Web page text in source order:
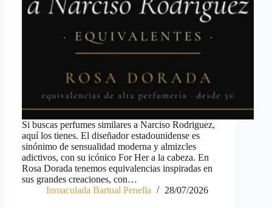
Si buscas perfumes similares a Narciso Rodriguez,
aquí los tienes. El diseñador estadounidense es
sinónimo de sensualidad moderna y almizcles
adictivos, con su icónico For Her a la cabeza. En
Rosa Dorada tenemos equivalencias inspiradas en
sus grandes creaciones, con…
Inmaculada Bartual Penella
28/07/2026